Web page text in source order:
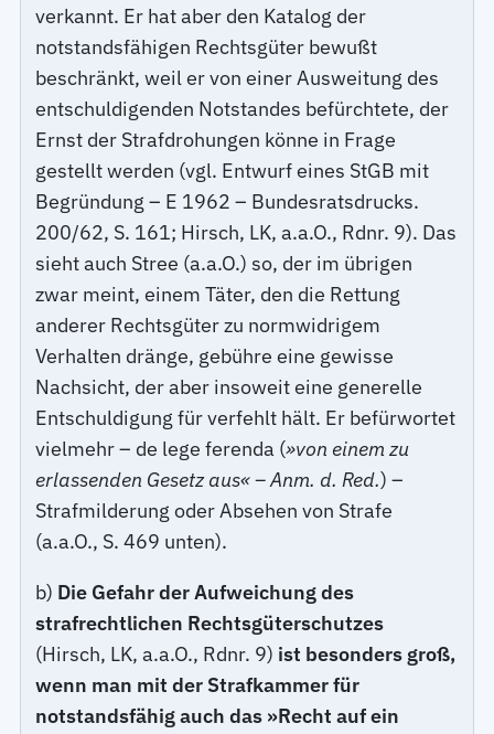
verkannt. Er hat aber den Katalog der
notstandsfähigen Rechtsgüter bewußt
beschränkt, weil er von einer Ausweitung des
entschuldigenden Notstandes befürchtete, der
Ernst der Strafdrohungen könne in Frage
gestellt werden (vgl. Entwurf eines StGB mit
Begründung – E 1962 – Bundesratsdrucks.
200/62, S. 161; Hirsch, LK, a.a.O., Rdnr. 9). Das
sieht auch Stree (a.a.O.) so, der im übrigen
zwar meint, einem Täter, den die Rettung
anderer Rechtsgüter zu normwidrigem
Verhalten dränge, gebühre eine gewisse
Nachsicht, der aber insoweit eine generelle
Entschuldigung für verfehlt hält. Er befürwortet
vielmehr – de lege ferenda (»von einem zu
erlassenden Gesetz aus« – Anm. d. Red.) –
Strafmilderung oder Absehen von Strafe
(a.a.O., S. 469 unten).
b) Die Gefahr der Aufweichung des
strafrechtlichen Rechtsgüterschutzes
(Hirsch, LK, a.a.O., Rdnr. 9) ist besonders groß,
wenn man mit der Strafkammer für
notstandsfähig auch das »Recht auf ein